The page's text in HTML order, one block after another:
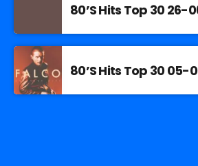
80’S Hits Top 30 26-
80’S Hits Top 30 05-